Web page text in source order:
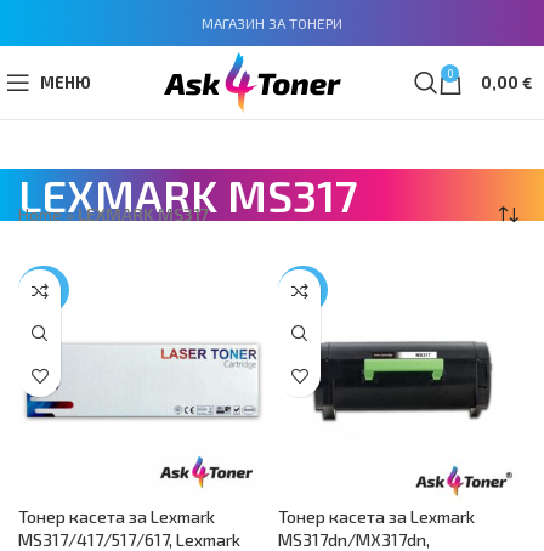
МАГАЗИН ЗА ТОНЕРИ
МЕНЮ 0 0,00 €
LEXMARK MS317
Home»LEXMARK MS317
-68%
Тонер касета за Lexmark
MS317/417/517/617, Lexmark
-63%
Тонер касета за Lexmark
MS317dn/MX317dn,